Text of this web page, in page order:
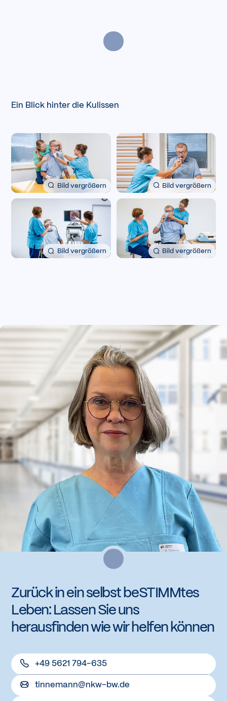
Ein Blick hinter die Kulissen
Bild vergrößern Bild vergrößern
Bild vergrößern Bild vergrößern
Zurück in ein selbst beSTIMMtes
Leben: Lassen Sie uns
herausfinden wie wir helfen können
+49 5621 794-635
tinnemann@nkw-bw.de